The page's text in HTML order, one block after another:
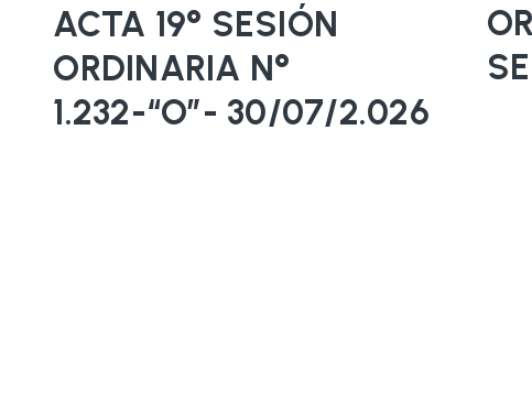
ACTA 19° SESIÓN
ORDINARIA N°
1.232-“O”- 30/07/2.026